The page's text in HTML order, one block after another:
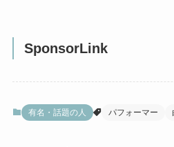
SponsorLink
有名・話題の人 パフォーマー